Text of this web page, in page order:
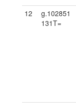
12
g.102851
131T=